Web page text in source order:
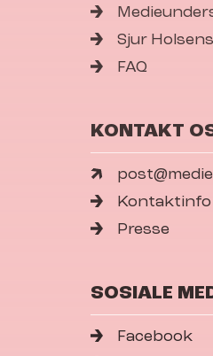
Sjur
FAQ
KONTAKT
Kontaktinfo
Presse
SOSIALE
Facebook